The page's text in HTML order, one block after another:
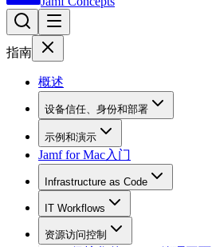
指南
概述
设备信任、身份和部署
示例和演示
Jamf for Mac入门
Infrastructure as Code
IT Workflows
资源访问控制